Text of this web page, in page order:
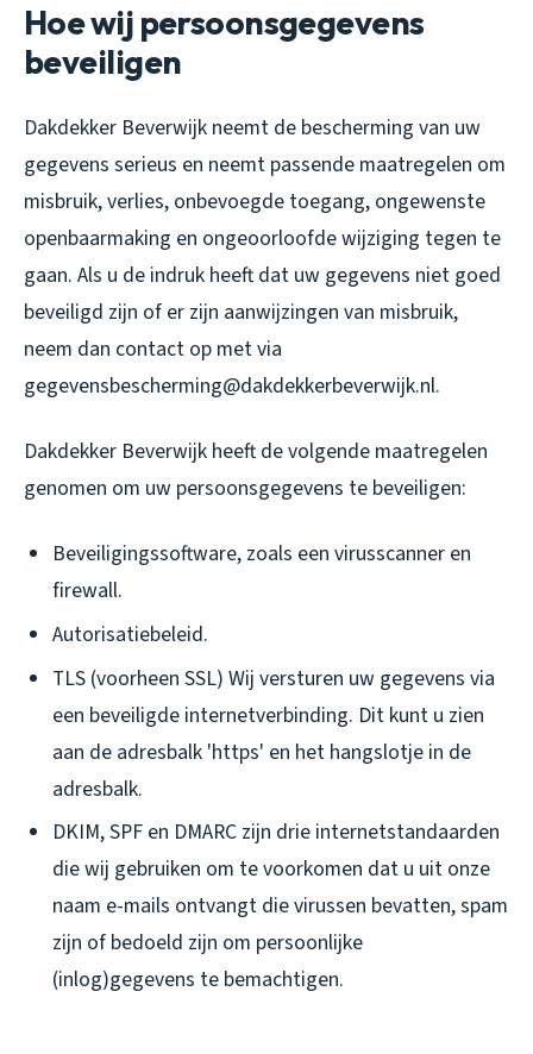
Hoe wij persoonsgegevens
beveiligen
Dakdekker Beverwijk neemt de bescherming van uw
gegevens serieus en neemt passende maatregelen om
misbruik, verlies, onbevoegde toegang, ongewenste
openbaarmaking en ongeoorloofde wijziging tegen te
gaan. Als u de indruk heeft dat uw gegevens niet goed
beveiligd zijn of er zijn aanwijzingen van misbruik,
neem dan contact op met via
gegevensbescherming@dakdekkerbeverwijk.nl.
Dakdekker Beverwijk heeft de volgende maatregelen
genomen om uw persoonsgegevens te beveiligen:
Beveiligingssoftware, zoals een virusscanner en
firewall.
Autorisatiebeleid.
TLS (voorheen SSL) Wij versturen uw gegevens via
een beveiligde internetverbinding. Dit kunt u zien
aan de adresbalk 'https' en het hangslotje in de
adresbalk.
DKIM, SPF en DMARC zijn drie internetstandaarden
die wij gebruiken om te voorkomen dat u uit onze
naam e-mails ontvangt die virussen bevatten, spam
zijn of bedoeld zijn om persoonlijke
(inlog)gegevens te bemachtigen.